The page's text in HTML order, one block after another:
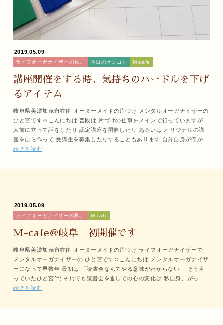
2019.05.09
ライフオーガナイザーの私。 本日のオシゴト M-cafe
講座開催をする時、気持ちのハードルを下げ
るアイテム
岐阜県美濃加茂市在住 オーダーメイドの片づけ メンタルオーガナイザーの
ひと宮です☺こんにちは 普段は 片づけの仕事をメインで行っていますが
人前に立って話をしたり 認定講座を開催したり あるいは オリジナルの講
座を自ら作って 受講生を募集したりすることもあります 自分自身が何か
続きを読む
2019.05.09
ライフオーガナイザーの私。 M-cafe
M-cafe@岐阜 初開催です
岐阜県美濃加茂市在住 オーダーメイドの片づけ ライフオーガナイザーで
メンタルオーガナイザーの ひと宮です☺こんにちは メンタルオーガナイザ
ーになって早数年 最初は 「読書会なんてやる意味がわからない」 そう言
っていたひと宮^^; それでも読書会を通しての心の変化は 私自身、がっ
続きを読む